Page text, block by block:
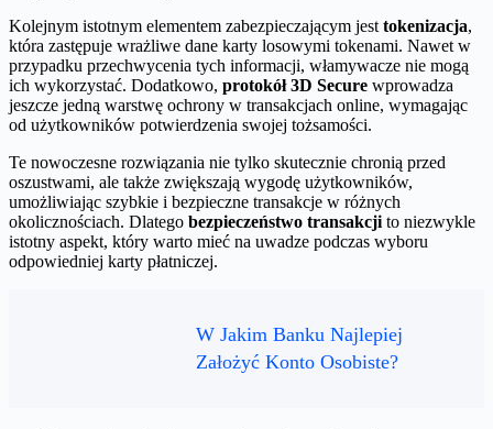
Kolejnym istotnym elementem zabezpieczającym jest tokenizacja,
która zastępuje wrażliwe dane karty losowymi tokenami. Nawet w
przypadku przechwycenia tych informacji, włamywacze nie mogą
ich wykorzystać. Dodatkowo, protokół 3D Secure wprowadza
jeszcze jedną warstwę ochrony w transakcjach online, wymagając
od użytkowników potwierdzenia swojej tożsamości.
Te nowoczesne rozwiązania nie tylko skutecznie chronią przed
oszustwami, ale także zwiększają wygodę użytkowników,
umożliwiając szybkie i bezpieczne transakcje w różnych
okolicznościach. Dlatego bezpieczeństwo transakcji to niezwykle
istotny aspekt, który warto mieć na uwadze podczas wyboru
odpowiedniej karty płatniczej.
W Jakim Banku Najlepiej
Założyć Konto Osobiste?